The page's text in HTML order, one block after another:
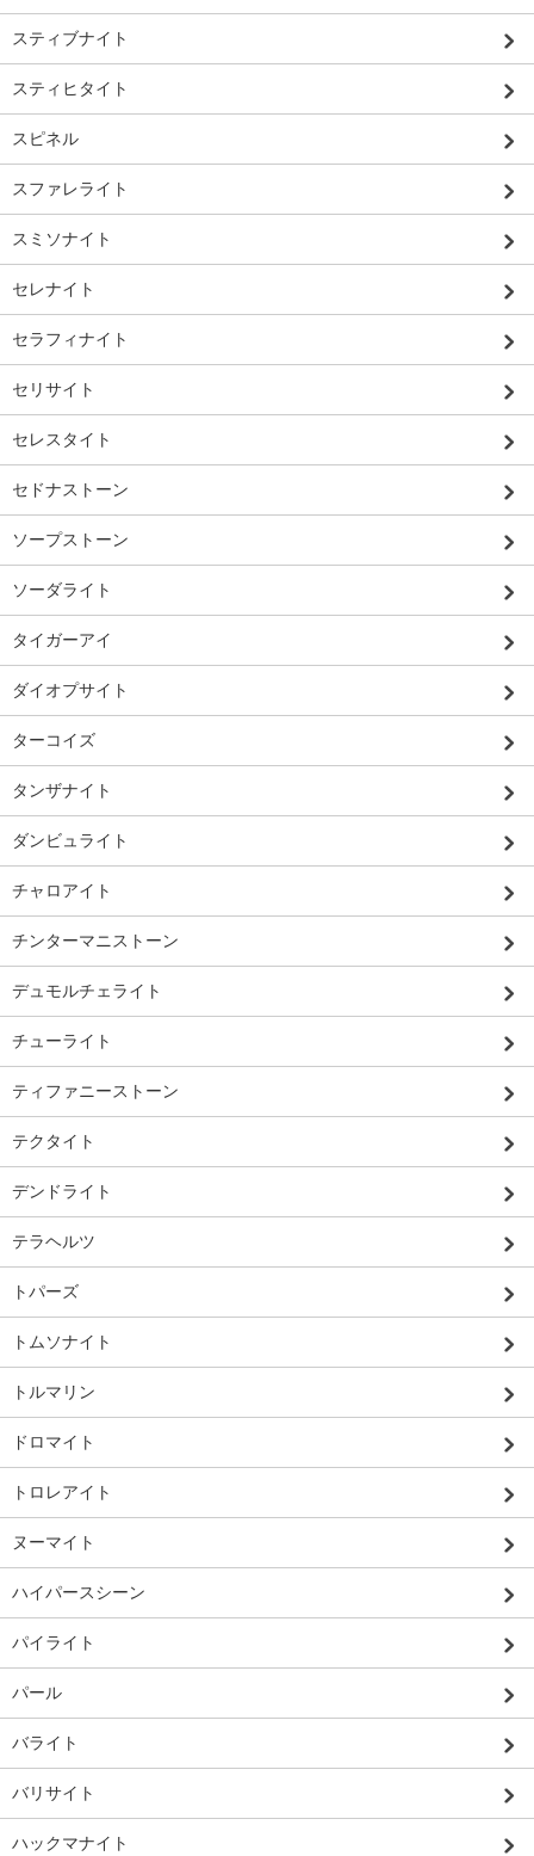
スティブナイト
スティヒタイト
スピネル
スファレライト
スミソナイト
セレナイト
セラフィナイト
セリサイト
セレスタイト
セドナストーン
ソープストーン
ソーダライト
タイガーアイ
ダイオプサイト
ターコイズ
タンザナイト
ダンビュライト
チャロアイト
チンターマニストーン
デュモルチェライト
チューライト
ティファニーストーン
テクタイト
デンドライト
テラヘルツ
トパーズ
トムソナイト
トルマリン
ドロマイト
トロレアイト
ヌーマイト
ハイパースシーン
パイライト
パール
バライト
バリサイト
ハックマナイト